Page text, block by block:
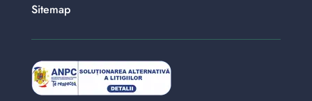
Sitemap